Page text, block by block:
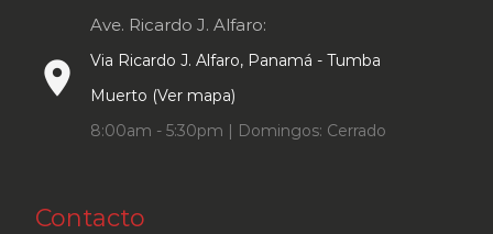
place
Ave. Ricardo J. Alfaro:
Via Ricardo J. Alfaro, Panamá - Tumba
Muerto (Ver mapa)
8:00am - 5:30pm | Domingos: Cerrado
Contacto